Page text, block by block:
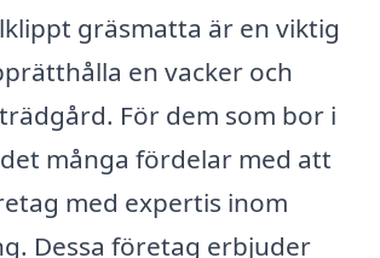
gräsmatta är en viktig
en vacker och
För dem som bor i
många fördelar med att
med expertis inom
Dessa företag erbjuder